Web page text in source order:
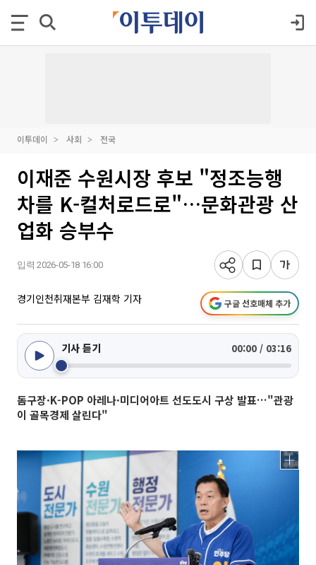
이투데이 사회 전국
이재준 수원시장 후보 "정조능행
차를 K-컬처로드로"…문화관광 산
업화 승부수
입력 2026-05-18 16:00
경기인천취재본부 김재학 기자 구글 선호매체 추가
기사 듣기 00:00 / 03:16
돔구장·K-POP 아레나·미디어아트 선도도시 구상 발표…"관광
이 골목경제 살린다"